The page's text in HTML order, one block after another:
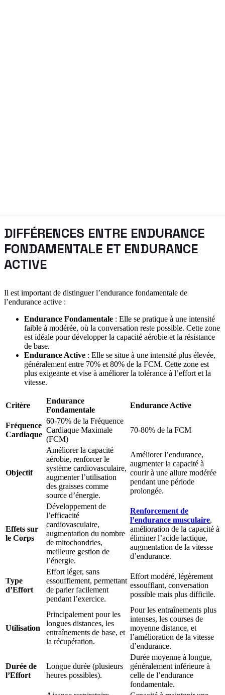
DIFFÉRENCES ENTRE ENDURANCE
FONDAMENTALE ET ENDURANCE
ACTIVE
Il est important de distinguer l’endurance fondamentale de
l’endurance active :
Endurance Fondamentale : Elle se pratique à une intensité
faible à modérée, où la conversation reste possible. Cette zone
est idéale pour développer la capacité aérobie et la résistance
de base.
Endurance Active : Elle se situe à une intensité plus élevée,
généralement entre 70% et 80% de la FCM. Cette zone est
plus exigeante et vise à améliorer la tolérance à l’effort et la
vitesse.
Critère
Endurance
Fondamentale
Endurance Active
Fréquence
Cardiaque
60-70% de la Fréquence
Cardiaque Maximale
(FCM)
70-80% de la FCM
Objectif
Améliorer la capacité
aérobie, renforcer le
système cardiovasculaire,
augmenter l’utilisation
des graisses comme
source d’énergie.
Améliorer l’endurance,
augmenter la capacité à
courir à une allure modérée
pendant une période
prolongée.
Effets sur
le Corps
Développement de
l’efficacité
cardiovasculaire,
augmentation du nombre
de mitochondries,
meilleure gestion de
l’énergie.
Renforcement de
l’endurance musculaire,
amélioration de la capacité à
éliminer l’acide lactique,
augmentation de la vitesse
d’endurance.
Type
d’Effort
Effort léger, sans
essoufflement, permettant
de parler facilement
pendant l’exercice.
Effort modéré, légèrement
essoufflant, conversation
possible mais plus difficile.
Utilisation
Principalement pour les
longues distances, les
entraînements de base, et
la récupération.
Pour les entraînements plus
intenses, les courses de
moyenne distance, et
l’amélioration de la vitesse
d’endurance.
Durée de
l’Effort
Longue durée (plusieurs
heures possibles).
Durée moyenne à longue,
généralement inférieure à
celle de l’endurance
fondamentale.